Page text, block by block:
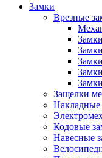
Замки
Врезные
Защелки
Накладные
Кодовые
Навесные